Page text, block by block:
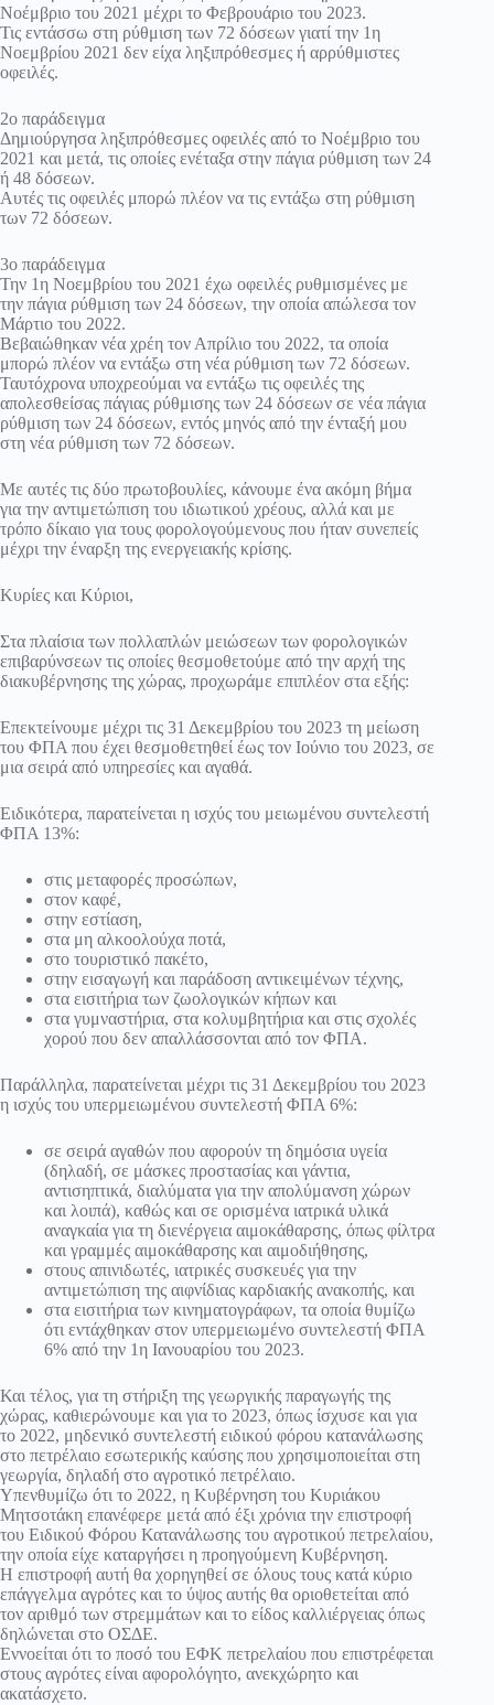
Νοέμβριο του 2021 μέχρι το Φεβρουάριο του 2023.
Τις εντάσσω στη ρύθμιση των 72 δόσεων γιατί την 1η
Νοεμβρίου 2021 δεν είχα ληξιπρόθεσμες ή αρρύθμιστες
οφειλές.
2ο παράδειγμα
Δημιούργησα ληξιπρόθεσμες οφειλές από το Νοέμβριο του
2021 και μετά, τις οποίες ενέταξα στην πάγια ρύθμιση των 24
ή 48 δόσεων.
Αυτές τις οφειλές μπορώ πλέον να τις εντάξω στη ρύθμιση
των 72 δόσεων.
3ο παράδειγμα
Την 1η Νοεμβρίου του 2021 έχω οφειλές ρυθμισμένες με
την πάγια ρύθμιση των 24 δόσεων, την οποία απώλεσα τον
Μάρτιο του 2022.
Βεβαιώθηκαν νέα χρέη τον Απρίλιο του 2022, τα οποία
μπορώ πλέον να εντάξω στη νέα ρύθμιση των 72 δόσεων.
Ταυτόχρονα υποχρεούμαι να εντάξω τις οφειλές της
απολεσθείσας πάγιας ρύθμισης των 24 δόσεων σε νέα πάγια
ρύθμιση των 24 δόσεων, εντός μηνός από την ένταξή μου
στη νέα ρύθμιση των 72 δόσεων.
Με αυτές τις δύο πρωτοβουλίες, κάνουμε ένα ακόμη βήμα
για την αντιμετώπιση του ιδιωτικού χρέους, αλλά και με
τρόπο δίκαιο για τους φορολογούμενους που ήταν συνεπείς
μέχρι την έναρξη της ενεργειακής κρίσης.
Κυρίες και Κύριοι,
Στα πλαίσια των πολλαπλών μειώσεων των φορολογικών
επιβαρύνσεων τις οποίες θεσμοθετούμε από την αρχή της
διακυβέρνησης της χώρας, προχωράμε επιπλέον στα εξής:
Επεκτείνουμε μέχρι τις 31 Δεκεμβρίου του 2023 τη μείωση
του ΦΠΑ που έχει θεσμοθετηθεί έως τον Ιούνιο του 2023, σε
μια σειρά από υπηρεσίες και αγαθά.
Ειδικότερα, παρατείνεται η ισχύς του μειωμένου συντελεστή
ΦΠΑ 13%:
στις μεταφορές προσώπων,
στον καφέ,
στην εστίαση,
στα μη αλκοολούχα ποτά,
στο τουριστικό πακέτο,
στην εισαγωγή και παράδοση αντικειμένων τέχνης,
στα εισιτήρια των ζωολογικών κήπων και
στα γυμναστήρια, στα κολυμβητήρια και στις σχολές
χορού που δεν απαλλάσσονται από τον ΦΠΑ.
Παράλληλα, παρατείνεται μέχρι τις 31 Δεκεμβρίου του 2023
η ισχύς του υπερμειωμένου συντελεστή ΦΠΑ 6%:
σε σειρά αγαθών που αφορούν τη δημόσια υγεία
(δηλαδή, σε μάσκες προστασίας και γάντια,
αντισηπτικά, διαλύματα για την απολύμανση χώρων
και λοιπά), καθώς και σε ορισμένα ιατρικά υλικά
αναγκαία για τη διενέργεια αιμοκάθαρσης, όπως φίλτρα
και γραμμές αιμοκάθαρσης και αιμοδιήθησης,
στους απινιδωτές, ιατρικές συσκευές για την
αντιμετώπιση της αιφνίδιας καρδιακής ανακοπής, και
στα εισιτήρια των κινηματογράφων, τα οποία θυμίζω
ότι εντάχθηκαν στον υπερμειωμένο συντελεστή ΦΠΑ
6% από την 1η Ιανουαρίου του 2023.
Και τέλος, για τη στήριξη της γεωργικής παραγωγής της
χώρας, καθιερώνουμε και για το 2023, όπως ίσχυσε και για
το 2022, μηδενικό συντελεστή ειδικού φόρου κατανάλωσης
στο πετρέλαιο εσωτερικής καύσης που χρησιμοποιείται στη
γεωργία, δηλαδή στο αγροτικό πετρέλαιο.
Υπενθυμίζω ότι το 2022, η Κυβέρνηση του Κυριάκου
Μητσοτάκη επανέφερε μετά από έξι χρόνια την επιστροφή
του Ειδικού Φόρου Κατανάλωσης του αγροτικού πετρελαίου,
την οποία είχε καταργήσει η προηγούμενη Κυβέρνηση.
Η επιστροφή αυτή θα χορηγηθεί σε όλους τους κατά κύριο
επάγγελμα αγρότες και το ύψος αυτής θα οριοθετείται από
τον αριθμό των στρεμμάτων και το είδος καλλιέργειας όπως
δηλώνεται στο ΟΣΔΕ.
Εννοείται ότι το ποσό του ΕΦΚ πετρελαίου που επιστρέφεται
στους αγρότες είναι αφορολόγητο, ανεκχώρητο και
ακατάσχετο.